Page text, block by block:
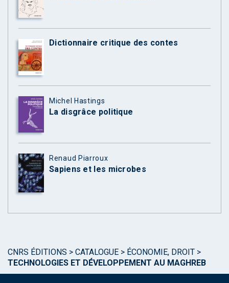
Dictionnaire critique des contes
Michel Hastings
La disgrâce politique
Renaud Piarroux
Sapiens et les microbes
CNRS ÉDITIONS > CATALOGUE > ÉCONOMIE, DROIT >
TECHNOLOGIES ET DÉVELOPPEMENT AU MAGHREB